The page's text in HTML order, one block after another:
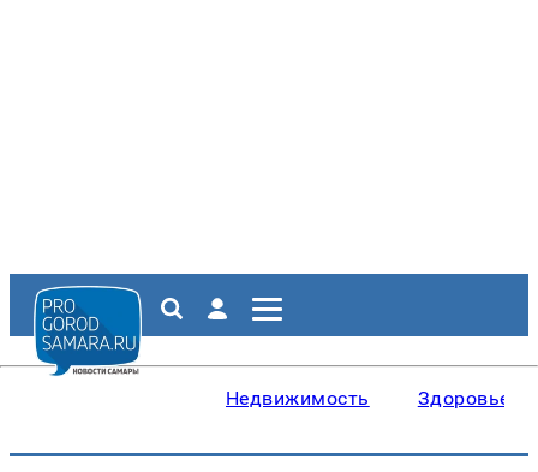
Недвижимость Здоровье